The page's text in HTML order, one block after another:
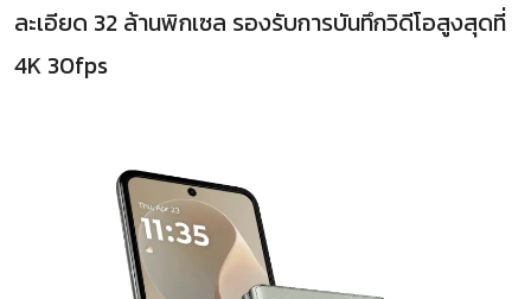
ละเอียด 32 ล้านพิกเซล รองรับการบันทึกวิดีโอสูงสุดที่
4K 30fps